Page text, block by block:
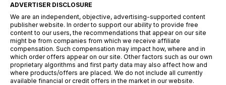
ADVERTISER DISCLOSURE
We are an independent, objective, advertising-supported content
publisher website. In order to support our ability to provide free
content to our users, the recommendations that appear on our site
might be from companies from which we receive affiliate
compensation. Such compensation may impact how, where and in
which order offers appear on our site. Other factors such as our own
proprietary algorithms and first party data may also affect how and
where products/offers are placed. We do not include all currently
available financial or credit offers in the market in our website.